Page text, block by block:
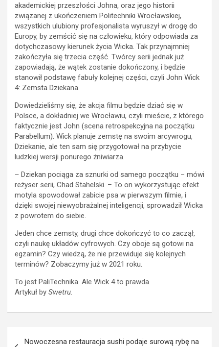
akademickiej przeszłości Johna, oraz jego historii
związanej z ukończeniem Politechniki Wrocławskiej,
wszystkich ulubiony profesjonalista wyruszył w drogę do
Europy, by zemścić się na człowieku, który odpowiada za
dotychczasowy kierunek życia Wicka. Tak przynajmniej
zakończyła się trzecia część. Twórcy serii jednak już
zapowiadają, że wątek zostanie dokończony, i będzie
stanowił podstawę fabuły kolejnej części, czyli John Wick
4: Zemsta Dziekana.
Dowiedzieliśmy się, że akcja filmu będzie dziać się w
Polsce, a dokładniej we Wrocławiu, czyli mieście, z którego
faktycznie jest John (scena retrospekcyjna na początku
Parabellum). Wick planuje zemstę na swoim arcywrogu,
Dziekanie, ale ten sam się przygotował na przybycie
ludzkiej wersji ponurego żniwiarza.
– Dziekan pociąga za sznurki od samego początku – mówi
reżyser serii, Chad Stahelski. – To on wykorzystując efekt
motyla spowodował zabicie psa w pierwszym filmie, i
dzięki swojej niewyobrażalnej inteligencji, sprowadził Wicka
z powrotem do siebie.
Jeden chce zemsty, drugi chce dokończyć to co zaczął,
czyli naukę układów cyfrowych. Czy oboje są gotowi na
egzamin? Czy wiedzą, że nie przewiduje się kolejnych
terminów? Zobaczymy już w 2021 roku.
To jest PaliTechnika. Ale Wick 4 to prawda.
Artykuł by Swetru.
Nowoczesna restauracja sushi podaje surową rybę na